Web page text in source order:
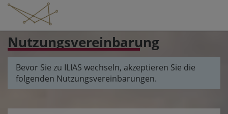
Nutzungsvereinbarung
Bevor Sie zu ILIAS wechseln, akzeptieren Sie die
folgenden Nutzungsvereinbarungen.